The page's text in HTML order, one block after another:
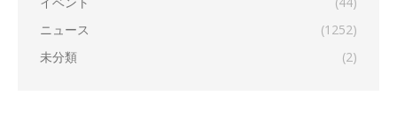
ニュース
(1252)
未分類
(2)